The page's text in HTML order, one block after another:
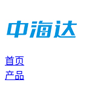
首页
产品